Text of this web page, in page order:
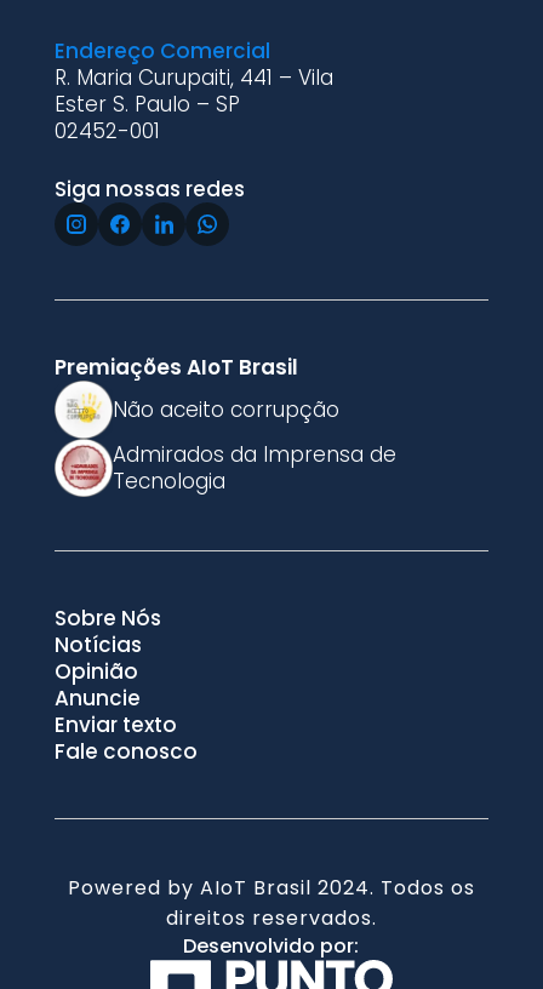
Endereço Comercial
R. Maria Curupaiti, 441 – Vila
Ester S. Paulo – SP
02452-001
Siga nossas redes
Premiações AIoT Brasil
Não aceito corrupção
Admirados da Imprensa de
Tecnologia
Sobre Nós
Notícias
Opinião
Anuncie
Enviar texto
Fale conosco
Powered by AIoT Brasil 2024. Todos os
direitos reservados.
Desenvolvido por: